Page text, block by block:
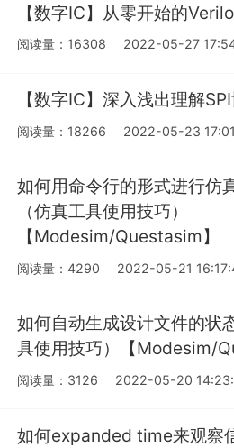
【数字IC】从零开始的
阅读量：16308 2022-05-27
【数字IC】深入浅出理解
阅读量：18266 2022-05-23
如何用命令行的形式进行仿
（仿真工具使用技巧）
【Modesim/Questasim】
阅读量：4290 2022-05-21
如何自动生成设计文件的状
具使用技巧）【Modesim/
阅读量：3126 2022-05-20
如何expanded time来观察